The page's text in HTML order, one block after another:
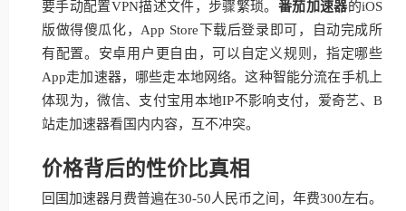
要手动配置VPN描述文件，步骤繁琐。 番茄加速器的iOS
版做得傻瓜化，App Store下载后登录即可，自动完成所
有配置。安卓用户更自由，可以自定义规则，指定哪些
App走加速器，哪些走本地网络。这种智能分流在手机上
体现为，微信、支付宝用本地IP不影响支付，爱奇艺、B
站走加速器看国内内容，互不冲突。
价格背后的性价比真相
回国加速器月费普遍在30-50人民币之间，年费300左右。